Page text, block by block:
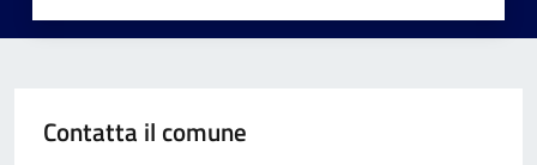
Contatta il comune